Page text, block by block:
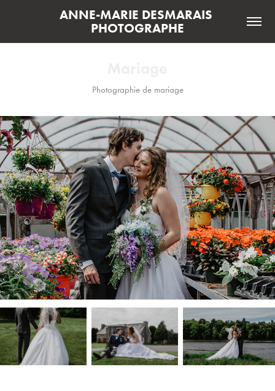
ANNE-MARIE DESMARAIS
PHOTOGRAPHE
Photographie de mariage